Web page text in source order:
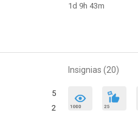
1d 9h 43m
5
2
Insignias (20)